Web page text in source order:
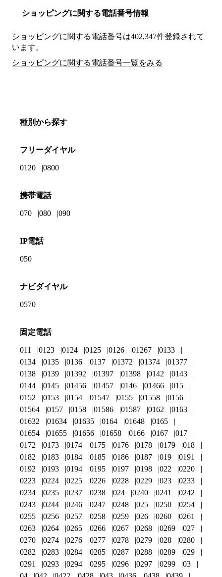
ショッピングに関する電話番号情報
ショッピングに関する電話番号は402,347件登録されて
います。
ショッピングに関する電話番号一覧をみる
種別から探す
フリーダイヤル
0120 0800
携帯電話
070 080 090
IP電話
050
ナビダイヤル
0570
固定電話
011 0123 0124 0125 0126 01267
0133
0134
0135 0136 0137 01372 01374
01377
0138
0139 01392 01397 01398 0142
0143
0144
0145 01456 01457 0146 01466
015
0152
0153 0154 01547 0155 01558
0156
01564
0157 0158 01586 01587 0162
0163
01632
01634 01635 0164 01648
0165
01654
01655 01656 01658 0166 0167
017
0172
0173 0174 0175 0176 0178 0179
018
0182
0183 0184 0185 0186 0187 019
0191
0192
0193 0194 0195 0197 0198 022
0220
0223
0224 0225 0226 0228 0229 023
0233
0234
0235 0237 0238 024 0240 0241
0242
0243
0244 0246 0247 0248 025 0250
0254
0255
0256 0257 0258 0259 026 0260
0261
0263
0264 0265 0266 0267 0268 0269
027
0270
0274 0276 0277 0278 0279 028
0280
0282
0283 0284 0285 0287 0288 0289
029
0291
0293 0294 0295 0296 0297 0299
03